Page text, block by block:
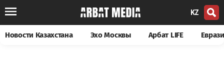
KZ
Новости Казахстана Эхо Москвы Арбат LIFE